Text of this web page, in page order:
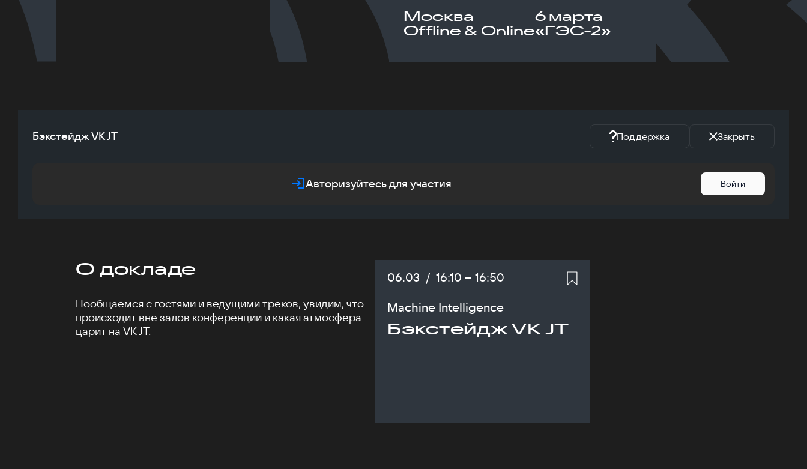
Москва
Offline & Online
6 марта
«ГЭС-2»
Бэкстейдж VK JT Поддержка Закрыть
Авторизуйтесь для участия Войти
О докладе
Пообщаемся с гостями и ведущими треков, увидим, что
происходит вне залов конференции и какая атмосфера
царит на VK JT.
Дата:
06.03 / Начало:
16:10 – Конец:
16:50
Machine Intelligence
Бэкстейдж VK JT